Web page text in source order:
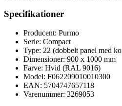
Specifikationer
Producent: Purmo
Serie: Compact
Type: 22 (dobbelt panel med
Dimensioner: 900 x 1000 mm
Farve: Hvid (RAL 9016)
Model: F062209010010300
EAN: 5704747657118
Varenummer: 3269053